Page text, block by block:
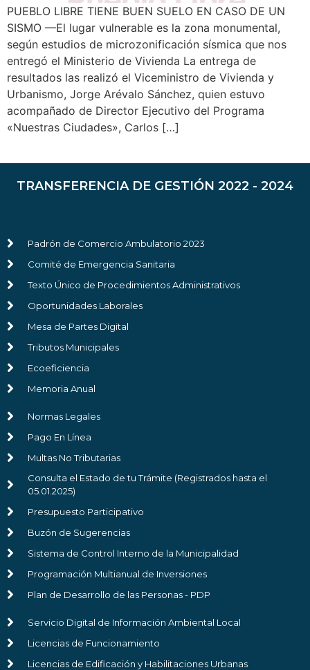
PUEBLO LIBRE TIENE BUEN SUELO EN CASO DE UN
SISMO —El lugar vulnerable es la zona monumental,
según estudios de microzonificación sísmica que nos
entregó el Ministerio de Vivienda La entrega de
resultados las realizó el Viceministro de Vivienda y
Urbanismo, Jorge Arévalo Sánchez, quien estuvo
acompañado de Director Ejecutivo del Programa
«Nuestras Ciudades», Carlos […]
TRANSFERENCIA DE GESTIÓN 2022 - 2024
Padrón de Comercio Ambulatorio 2023
Comité de Emergencia Sanitaria
Texto Único de Procedimientos Administrativos
Oportunidades Laborales
Mesa de Partes Digital
Tributos Municipales
Ecoeficiencia
Memoria Anual
Normas Legales
Pago En Línea
Multas No Tributarias
Consulta el Estado de tu Trámite (Registrados hasta el
05.01.2025)
Presupuesto Participativo
Buzón de Sugerencias
Sistema de Control Interno de la Municipalidad
Programación Multianual de Inversiones
Plan de Desarrollo de las Personas - PDP
Servicio Digital de Información Ambiental Local
Licencias de Funcionamiento
Licencias de Edificación y Habilitaciones Urbanas